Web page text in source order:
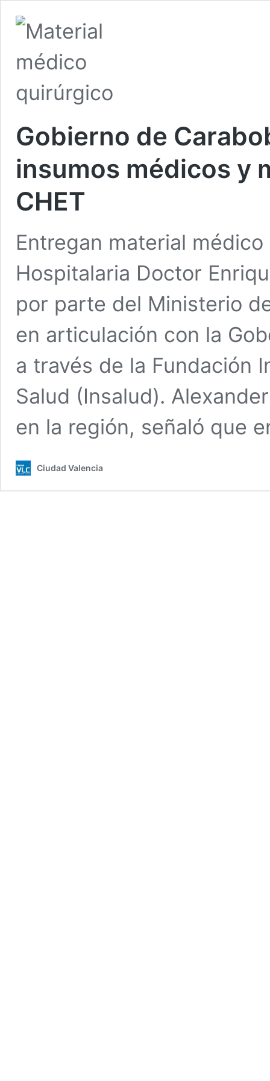
Gobierno de
insumos médicos y
CHET
Entregan material
Hospitalaria Doctor
por parte del Ministerio
en articulación con la
a través de la Fundación
Salud (Insalud).
en la región, señaló que
Ciudad Valencia